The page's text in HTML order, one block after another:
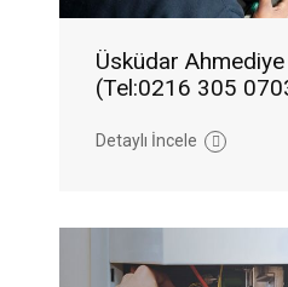
Üsküdar
(Tel:0216 305
Detaylı İncele